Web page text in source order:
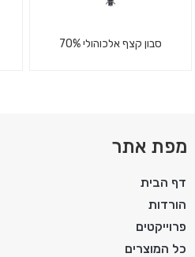
סבון קצף אלכוהולי 70%
מפת אתר
דף הבית
הורדות
פרוייקטים
כל המוצרים